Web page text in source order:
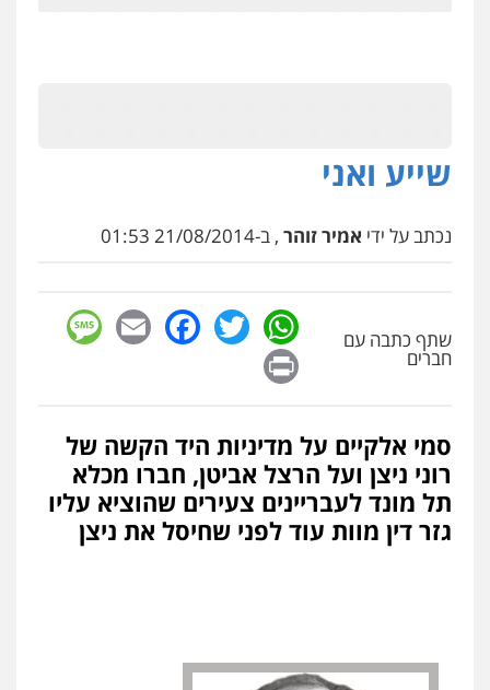
שייע ואני
נכתב על ידי אמיר זוהר , ב-21/08/2014 01:53
שתף כתבה עם
חברים
WhatsApp
Twitter
Facebook
Email
סמי אלקיים על מדיניות היד הקשה של
רוני ניצן ועל הרצל אביטן, חברו מכלא
תל מונד לעבריינים צעירים שהוציא עליו
גזר דין מוות עוד לפני שחיסל את ניצן